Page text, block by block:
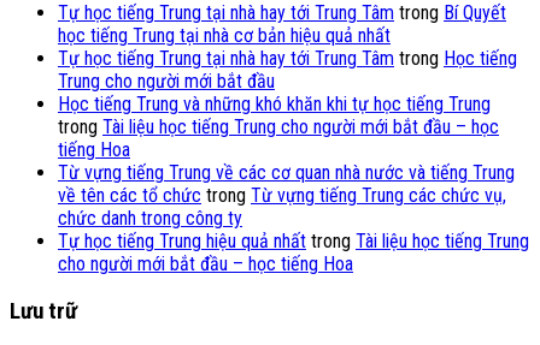
Tự học tiếng Trung tại nhà hay tới Trung Tâm trong Bí Quyết
học tiếng Trung tại nhà cơ bản hiệu quả nhất
Tự học tiếng Trung tại nhà hay tới Trung Tâm trong Học tiếng
Trung cho người mới bắt đầu
Học tiếng Trung và những khó khăn khi tự học tiếng Trung
trong Tài liệu học tiếng Trung cho người mới bắt đầu – học
tiếng Hoa
Từ vựng tiếng Trung về các cơ quan nhà nước và tiếng Trung
về tên các tổ chức trong Từ vựng tiếng Trung các chức vụ,
chức danh trong công ty
Tự học tiếng Trung hiệu quả nhất trong Tài liệu học tiếng Trung
cho người mới bắt đầu – học tiếng Hoa
Lưu trữ